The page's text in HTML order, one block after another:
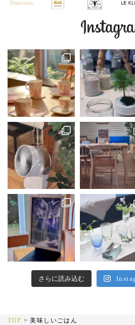
さらに読み込む
TOP >美味しいごはん